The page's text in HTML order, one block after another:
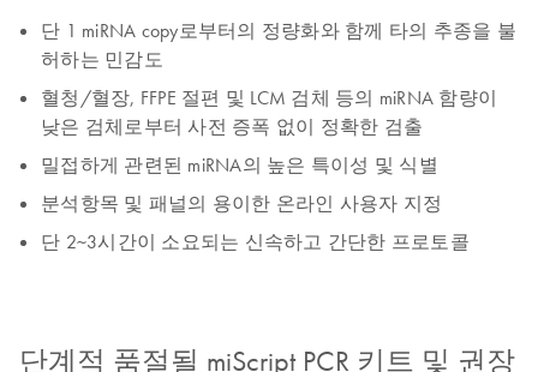
단 1 miRNA copy로부터의 정량화와 함께 타의 추종을 불
허하는 민감도
혈청/혈장, FFPE 절편 및 LCM 검체 등의 miRNA 함량이
낮은 검체로부터 사전 증폭 없이 정확한 검출
밀접하게 관련된 miRNA의 높은 특이성 및 식별
분석항목 및 패널의 용이한 온라인 사용자 지정
단 2~3시간이 소요되는 신속하고 간단한 프로토콜
단계적 품절될 miScript PCR 키트 및 권장